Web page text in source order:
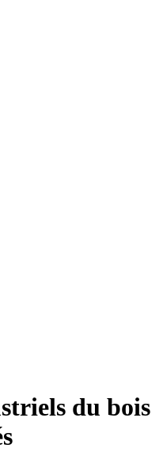
du bois